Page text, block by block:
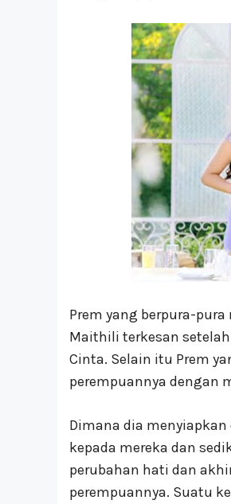
Prem yang berpura-
Maithili terkesan
Cinta. Selain itu Prem
perempuannya dengan
Dimana dia
kepada mereka dan
perubahan hati dan
perempuannya. Suatu